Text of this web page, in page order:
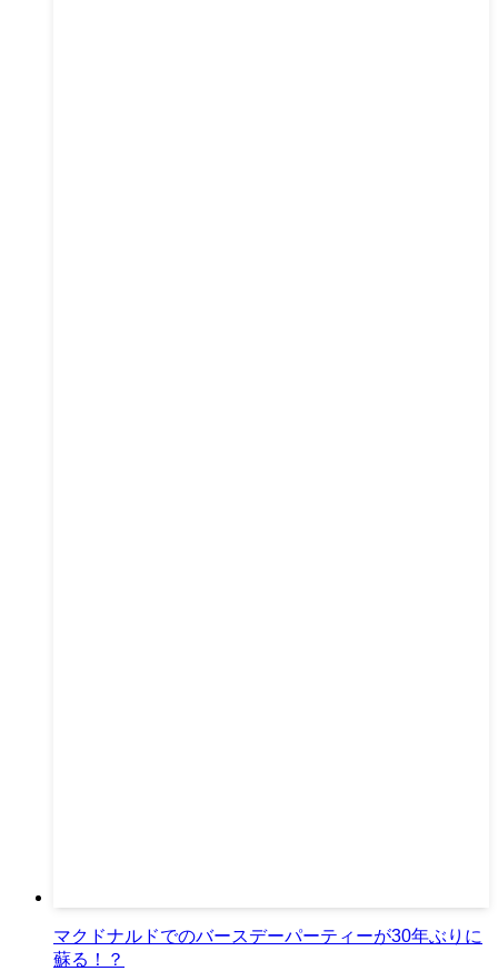
マクドナルドでのバースデーパーティーが30年ぶりに
蘇る！？